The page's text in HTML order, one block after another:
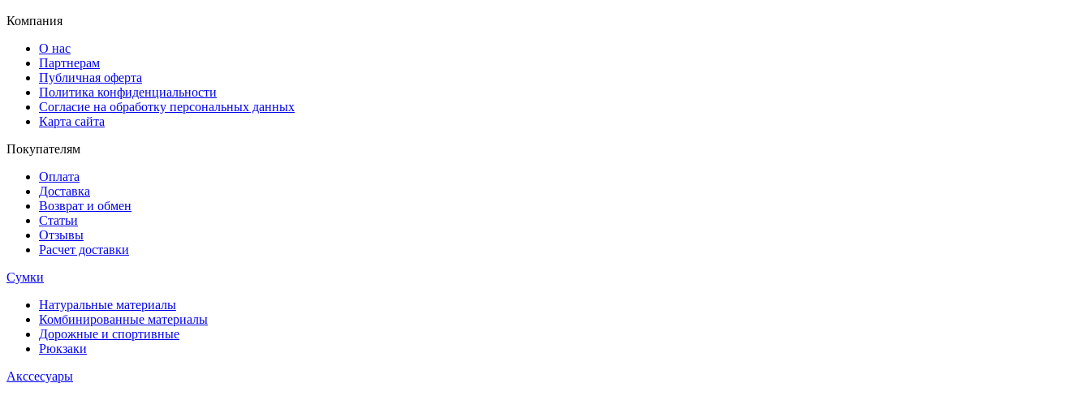
Компания
О нас
Партнерам
Публичная оферта
Политика конфиденциальности
Согласие на обработку персональных данных
Карта сайта
Покупателям
Оплата
Доставка
Возврат и обмен
Статьи
Отзывы
Расчет доставки
Сумки
Натуральные материалы
Комбинированные материалы
Дорожные и спортивные
Рюкзаки
Акссесуары